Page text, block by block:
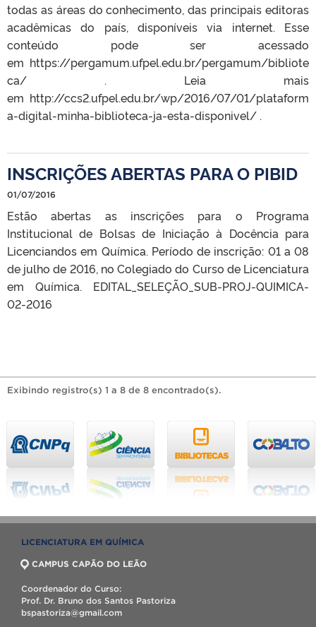
todas as áreas do conhecimento, das principais editoras
acadêmicas do país, disponíveis via internet. Esse
conteúdo pode ser acessado
em https://pergamum.ufpel.edu.br/pergamum/bibliote
ca/ . Leia mais
em http://ccs2.ufpel.edu.br/wp/2016/07/01/plataform
a-digital-minha-biblioteca-ja-esta-disponivel/ .
INSCRIÇÕES ABERTAS PARA O PIBID
01/07/2016
Estão abertas as inscrições para o Programa
Institucional de Bolsas de Iniciação à Docência para
Licenciandos em Química. Período de inscrição: 01 a 08
de julho de 2016, no Colegiado do Curso de Licenciatura
em Química. EDITAL_SELEÇÃO_SUB-PROJ-QUIMICA-
02-2016
Exibindo registro(s) 1 a 8 de 8 encontrado(s).
LICENCIATURA EM QUÍMICA
CAMPUS CAPÃO DO LEÃO
Coordenador do Curso:
Prof. Dr. Bruno dos Santos Pastoriza
bspastoriza@gmail.com